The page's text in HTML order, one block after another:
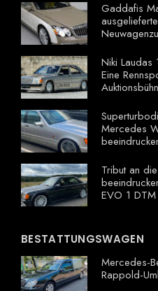
Gaddafis
Niki
Eine
Mercedes
Tribut an
EVO 1
BESTATTUNGSWAGEN
Mercedes-
Rappold-